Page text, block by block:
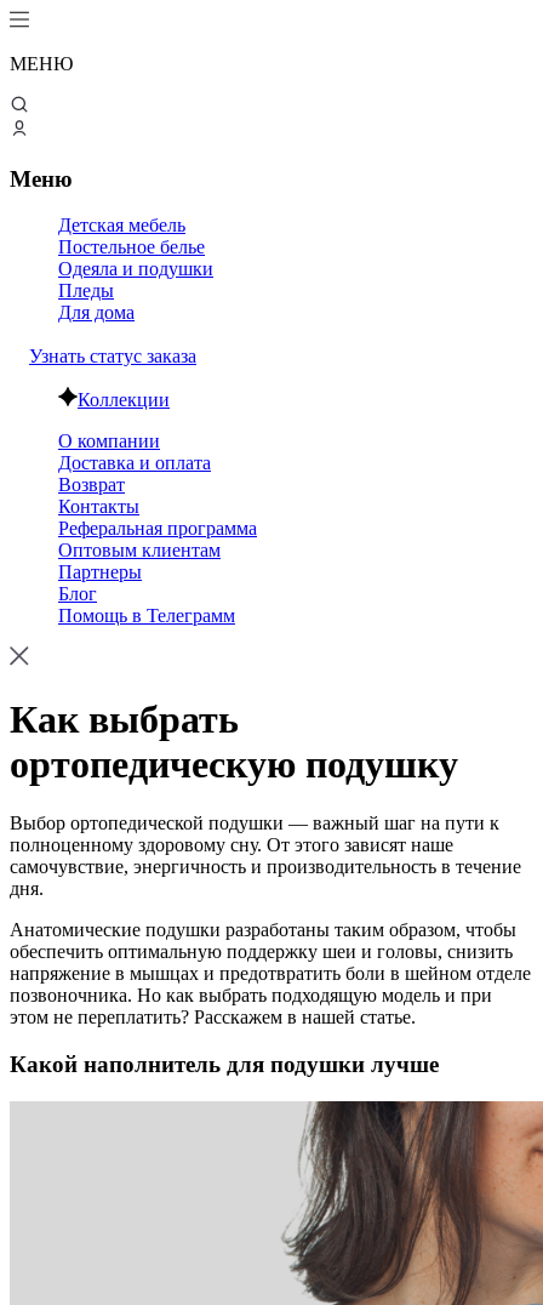
МЕНЮ
Меню
Детская мебель
Постельное белье
Одеяла и подушки
Пледы
Для дома
Узнать статус заказа
Коллекции
О компании
Доставка и оплата
Возврат
Контакты
Реферальная программа
Оптовым клиентам
Партнеры
Блог
Помощь в Телеграмм
Как выбрать
ортопедическую подушку
Выбор ортопедической подушки — важный шаг на пути к
полноценному здоровому сну. От этого зависят наше
самочувствие, энергичность и производительность в течение
дня.
Анатомические подушки разработаны таким образом, чтобы
обеспечить оптимальную поддержку шеи и головы, снизить
напряжение в мышцах и предотвратить боли в шейном отделе
позвоночника. Но как выбрать подходящую модель и при
этом не переплатить? Расскажем в нашей статье.
Какой наполнитель для подушки лучше